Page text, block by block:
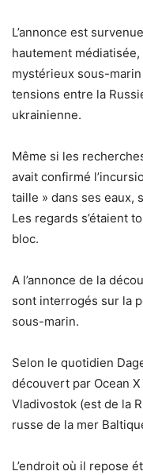
L’annonce est
hautement médiatisée,
mystérieux sous-
tensions entre la
ukrainienne.
Même si les
avait confirmé
taille » dans ses eaux,
Les regards s’étaient
bloc.
A l’annonce de la
sont interrogés sur la
sous-marin.
Selon le quotidien
découvert par Ocean
Vladivostok (est de la
russe de la mer
L’endroit où il repose